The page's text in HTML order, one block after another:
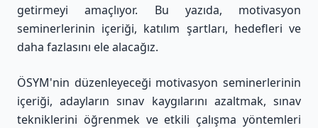
getirmeyi amaçlıyor. Bu yazıda, motivasyon
seminerlerinin içeriği, katılım şartları, hedefleri ve
daha fazlasını ele alacağız.
ÖSYM'nin düzenleyeceği motivasyon seminerlerinin
içeriği, adayların sınav kaygılarını azaltmak, sınav
tekniklerini öğrenmek ve etkili çalışma yöntemleri